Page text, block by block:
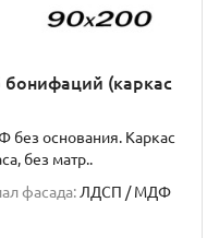
бонифаций (каркас
основания. Каркас
без матр..
фасада: ЛДСП / МДФ